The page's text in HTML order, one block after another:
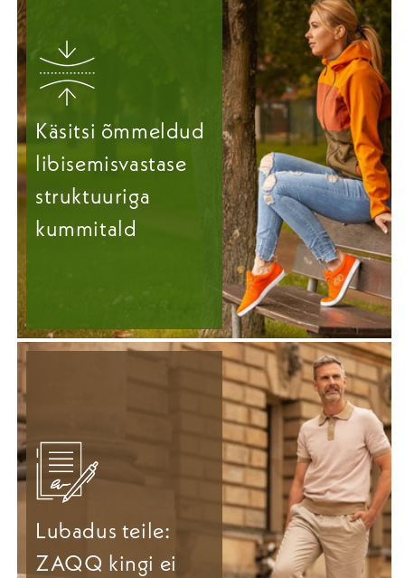
Käsitsi õmmeldud
libisemisvastase
struktuuriga
kummitald
Lubadus teile:
ZAQQ kingi ei